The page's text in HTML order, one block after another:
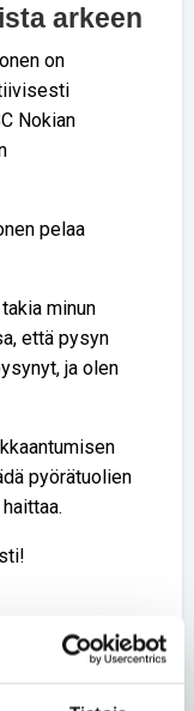
arkeen
on
Nokian
pelaa
minun
että pysyn
ja olen
pyörätuolien
hallintani ja